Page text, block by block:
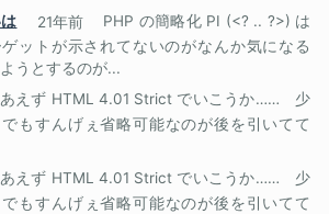
21年前
PHP の簡略化 PI (<? .. ?>) は
ットが示されてないのがなんか気になる
うとするのが...
あえず HTML 4.01 Strict でいこうか…… 少
もすんげぇ省略可能なのが後を引いてて
あえず HTML 4.01 Strict でいこうか…… 少
もすんげぇ省略可能なのが後を引いてて